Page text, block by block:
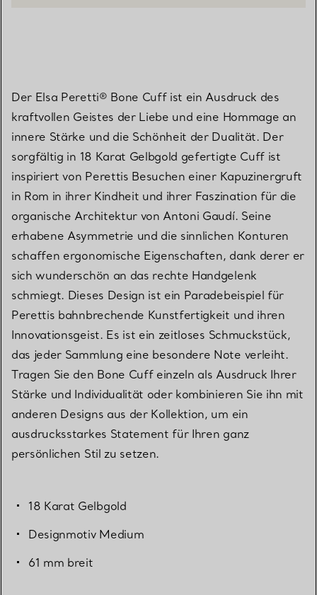
Der Elsa Peretti® Bone Cuff ist ein Ausdruck des
kraftvollen Geistes der Liebe und eine Hommage an
innere Stärke und die Schönheit der Dualität. Der
sorgfältig in 18 Karat Gelbgold gefertigte Cuff ist
inspiriert von Perettis Besuchen einer Kapuzinergruft
in Rom in ihrer Kindheit und ihrer Faszination für die
organische Architektur von Antoni Gaudí. Seine
erhabene Asymmetrie und die sinnlichen Konturen
schaffen ergonomische Eigenschaften, dank derer er
sich wunderschön an das rechte Handgelenk
schmiegt. Dieses Design ist ein Paradebeispiel für
Perettis bahnbrechende Kunstfertigkeit und ihren
Innovationsgeist. Es ist ein zeitloses Schmuckstück,
das jeder Sammlung eine besondere Note verleiht.
Tragen Sie den Bone Cuff einzeln als Ausdruck Ihrer
Stärke und Individualität oder kombinieren Sie ihn mit
anderen Designs aus der Kollektion, um ein
ausdrucksstarkes Statement für Ihren ganz
persönlichen Stil zu setzen.
18 Karat Gelbgold
Designmotiv Medium
61 mm breit